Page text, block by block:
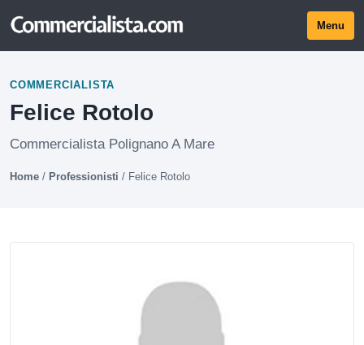
Menu
COMMERCIALISTA
Felice Rotolo
Commercialista Polignano A Mare
Home / Professionisti / Felice Rotolo